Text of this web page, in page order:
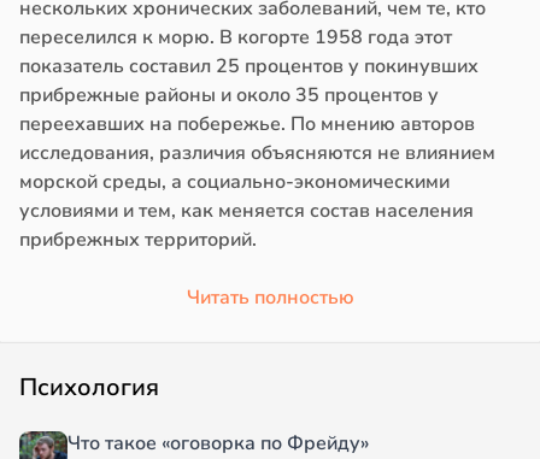
нескольких хронических заболеваний, чем те, кто
переселился к морю. В когорте 1958 года этот
показатель составил 25 процентов у покинувших
прибрежные районы и около 35 процентов у
переехавших на побережье. По мнению авторов
исследования, различия объясняются не влиянием
морской среды, а социально-экономическими
условиями и тем, как меняется состав населения
прибрежных территорий.
Читать полностью
Психология
Что такое «оговорка по Фрейду»